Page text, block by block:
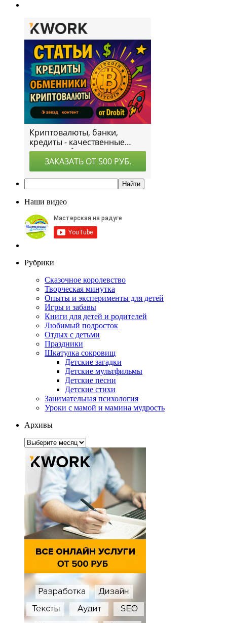
Наши видео
Рубрики
Сказочное королевство
Творческая минутка
Опыты и эксперименты для детей
Игры и забавы
Книги для детей и родителей
Любимый подросток
Отдых с детьми
Праздники
Шкатулка сокровищ
Детские загадки
Детские мультфильмы
Детские песни
Детские стихи
Занимательная психология
Уроки с мамой и мамина мудрость
Архивы
Архивы